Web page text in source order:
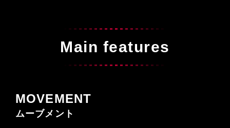
Main features
MOVEMENT
ムーブメント